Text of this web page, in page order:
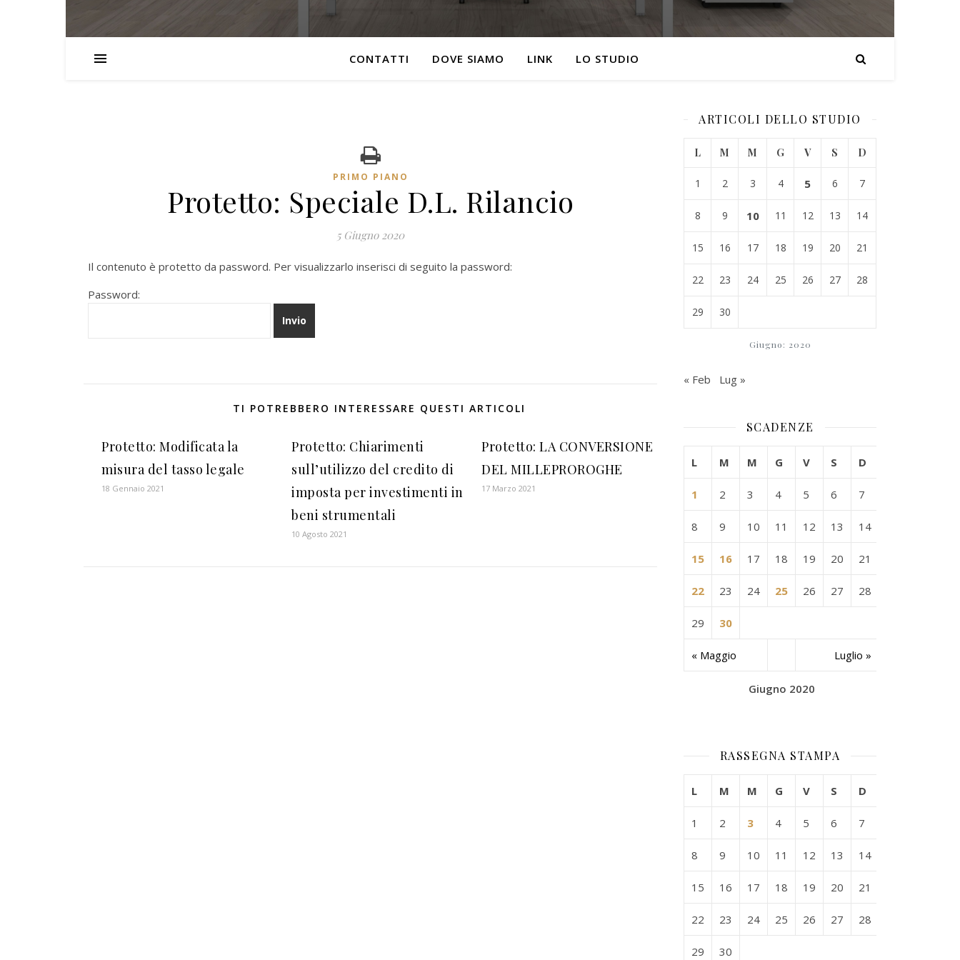
CONTATTI DOVE SIAMO LINK LO STUDIO
PRIMO PIANO
Protetto: Speciale D.L. Rilancio
5 Giugno 2020
Il contenuto è protetto da password. Per visualizzarlo inserisci di seguito la password:
Password:
TI POTREBBERO INTERESSARE QUESTI ARTICOLI
Protetto: Modificata la
misura del tasso legale
18 Gennaio 2021
Protetto: Chiarimenti
sull’utilizzo del credito di
imposta per investimenti in
beni strumentali
10 Agosto 2021
Protetto: LA CONVERSIONE
DEL MILLEPROROGHE
17 Marzo 2021
ARTICOLI DELLO STUDIO
Giugno: 2020
L M M G V S D
1 2 3 4 5 6 7
8 9 10 11 12 13 14
15 16 17 18 19 20 21
22 23 24 25 26 27 28
29 30
« Feb Lug »
SCADENZE
Giugno 2020
L M M G V S D
« Maggio Luglio »
1 2 3 4 5 6 7
8 9 10 11 12 13 14
15 16 17 18 19 20 21
22 23 24 25 26 27 28
29 30
RASSEGNA STAMPA
L M M G V S D
1 2 3 4 5 6 7
8 9 10 11 12 13 14
15 16 17 18 19 20 21
22 23 24 25 26 27 28
29 30